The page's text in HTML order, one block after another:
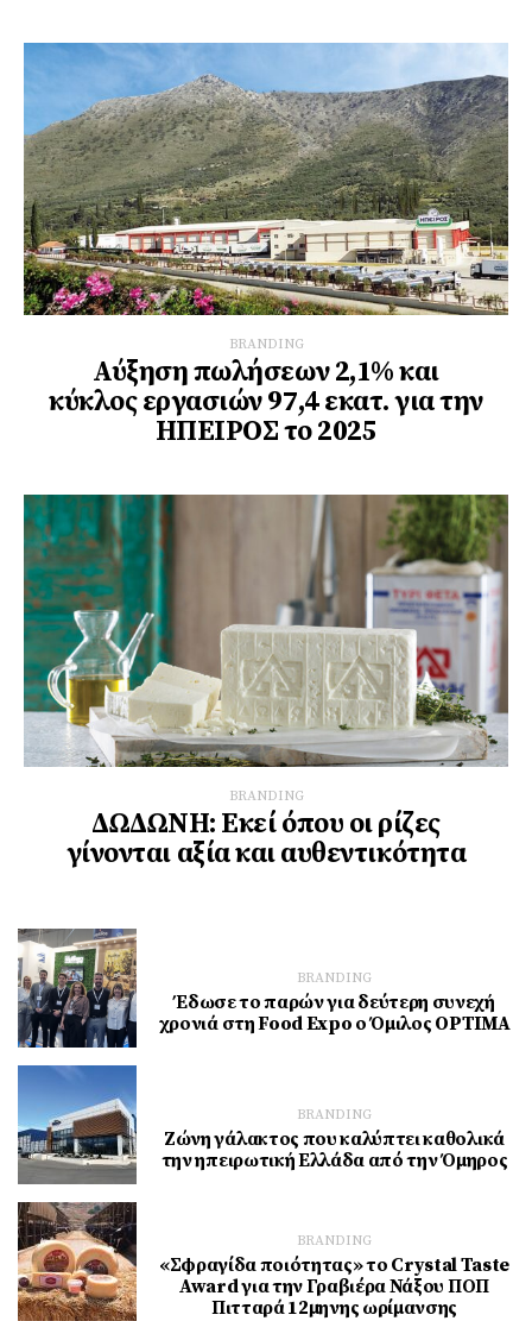
BRANDING
Αύξηση πωλήσεων 2,1% και
κύκλος εργασιών 97,4 εκατ. για την
ΗΠΕΙΡΟΣ το 2025
BRANDING
ΔΩΔΩΝΗ: Εκεί όπου οι ρίζες
γίνονται αξία και αυθεντικότητα
BRANDING
Έδωσε το παρών για δεύτερη συνεχή
χρονιά στη Food Expo ο Όμιλος OPTIMA
BRANDING
Ζώνη γάλακτος που καλύπτει καθολικά
την ηπειρωτική Ελλάδα από την Όμηρος
BRANDING
«Σφραγίδα ποιότητας» το Crystal Taste
Award για την Γραβιέρα Νάξου ΠΟΠ
Πιτταρά 12μηνης ωρίμανσης